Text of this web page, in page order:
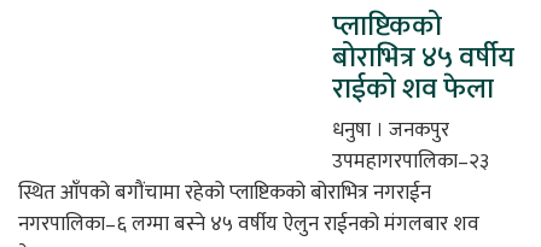
प्लाष्टिकको
बोराभित्र ४५ वर्षीय
राईको शव फेला
धनुषा । जनकपुर
उपमहागरपालिका–२३
स्थित आँपको बगौंचामा रहेको प्लाष्टिकको बोराभित्र नगराईन
नगरपालिका–६ लग्मा बस्ने ४५ वर्षीय ऐलुन राईनको मंगलबार शव